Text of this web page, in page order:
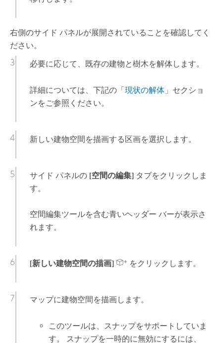
右側のサイド パネルが展開されていることを確認してく
ださい。
必要に応じて、既存の建物と樹木を解体します。
詳細については、下記の「現状の解体」セクショ
ンをご参照ください。
新しい建物空間を描画する区画を選択します。
サイド パネルの [空間の編集]タブをクリックしま
す。
空間編集ツールを含む青いヘッダー バーが表示さ
れます。
[新しい建物空間の描画] をクリックします。
マップに建物空間を描画します。
このツールは、スナップをサポートしていま
す。 スナップを一時的に無効にするには、